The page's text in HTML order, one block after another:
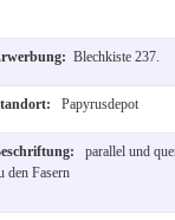
Blechkiste 237.
Papyrusdepot
parallel und
den Fasern